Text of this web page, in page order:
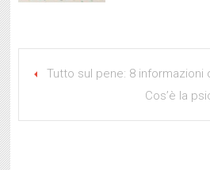
Tutto sul pene: 8 informazioni
Cos’è la